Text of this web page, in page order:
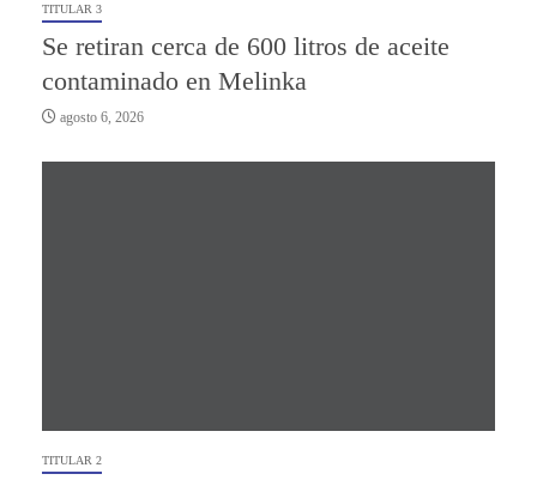
TITULAR 3
Se retiran cerca de 600 litros de aceite
contaminado en Melinka
agosto 6, 2026
TITULAR 2